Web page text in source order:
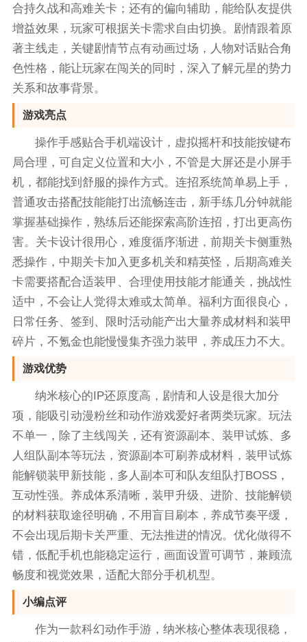
合持久战和高难关卡；还有的偏向辅助，能给队友提供
增益效果，玩家可根据关卡需求自由切换。剧情跟着原
著主线走，关键剧情节点有动画过场，人物对话贴合角
色性格，能让玩家在闯关的同时，深入了解元星的势力
关系和故事背景。
游戏亮点
操作手感贴合手机端设计，虚拟摇杆和技能按键布
局合理，可自定义位置和大小，不管是大屏还是小屏手
机，都能找到舒服的操作方式。连招系统简单易上手，
普通攻击搭配技能能打出流畅连击，新手练几分钟就能
掌握基础操作，熟练后还能探索高阶连招，打出更高伤
害。关卡设计很用心，难度循序渐进，前期关卡侧重熟
悉操作，中期关卡加入更多机关和精英怪，后期高难关
卡需要搭配合适装甲、合理使用技能才能通关，挑战性
适中，不会让人觉得太难或太简单。福利方面很良心，
日常任务、签到、限时活动能产出大量养成材料和装甲
碎片，不氪金也能慢慢集齐强力装甲，养成压力不大。
游戏优势
纳米核心的IP还原度高，剧情和人设是很大加分
项，能吸引动漫粉丝和动作游戏爱好者两类玩家。玩法
不单一，除了主线闯关，还有资源副本、装甲试炼、多
人组队副本等玩法，资源副本可刷养成材料，装甲试炼
能解锁装甲新技能，多人副本可和队友组队打BOSS，
互动性强。养成体系清晰，装甲升级、进阶、技能解锁
的材料获取途径明确，不用盲目刷本，养成节奏平缓，
不会出现后期卡关严重、无法推进的情况。优化做得不
错，低配手机也能稳定运行，画面设置可调节，兼顾流
畅度和视觉效果，适配大部分手机机型。
小编点评
作为一款科幻动作手游，纳米核心整体表现很稳，